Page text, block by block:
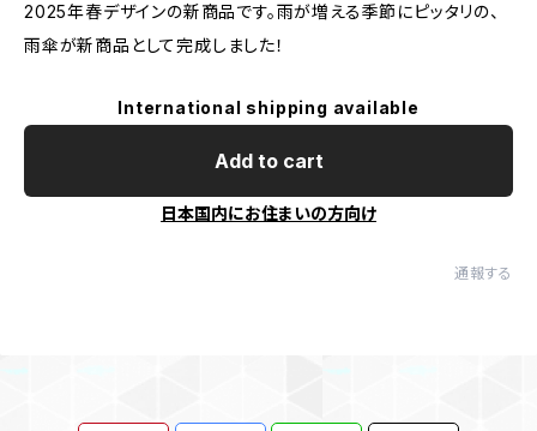
2025年春デザインの新商品です。雨が増える季節にピッタリの、
雨傘が新商品として完成しました！
International shipping available
Add to cart
日本国内にお住まいの方向け
通報する